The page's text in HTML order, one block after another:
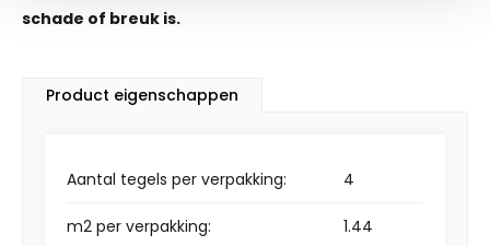
schade of breuk is.
Product eigenschappen
Aantal tegels per verpakking: 4
m2 per verpakking: 1.44